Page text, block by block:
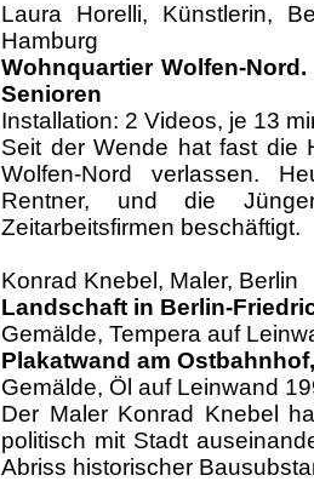
Laura Horelli, Künstlerin,
Hamburg
Wohnquartier Wolfen-
Senioren
Installation: 2 Videos, je 13
Seit der Wende hat fast die
Wolfen-Nord verlassen.
Rentner, und die
Zeitarbeitsfirmen beschäftigt.
Konrad Knebel, Maler, Berlin
Landschaft in Berlin-
Gemälde, Tempera auf
Plakatwand am
Gemälde, Öl auf Leinwand
Der Maler Konrad Knebel
politisch mit Stadt
Abriss historischer